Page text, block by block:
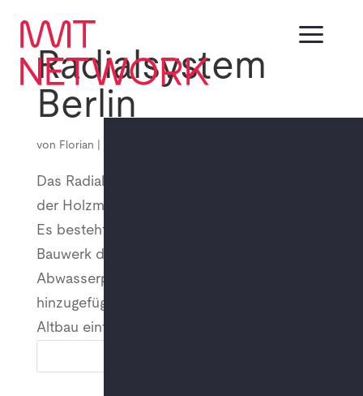
a
Radialsystem
Berlin
von Florian
Das Radialsystem ist ein Kulturzentrum in
der Holzmarktstraße in Berlin Friedrichshain.
Es besteht aus dem „Denkmalschutz“
Bauwerk des ehemaligen
Abwasserpumpwerks sowie einem 2006
hinzugefügten neuen Gebäudeteil, der den
Altbau einfasst und überbrückt....